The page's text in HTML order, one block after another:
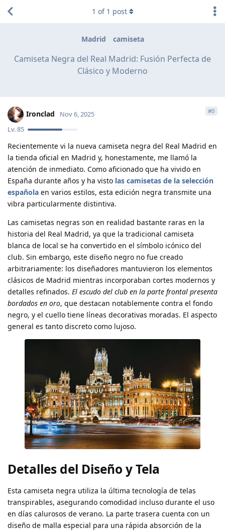
Madrid camiseta
Camiseta Negra del Real Madrid: Fusión Perfecta de
Clásico y Moderno
1 of 1 post
Ironclad
Lv.85
Nov 6, 2025 #0
Recientemente vi la nueva camiseta negra del Real Madrid en
la tienda oficial en Madrid y, honestamente, me llamó la
atención de inmediato. Como aficionado que ha vivido en
España durante años y ha visto las camisetas de la selección
española en varios estilos, esta edición negra transmite una
vibra particularmente distintiva.
Las camisetas negras son en realidad bastante raras en la
historia del Real Madrid, ya que la tradicional camiseta
blanca de local se ha convertido en el símbolo icónico del
club. Sin embargo, este diseño negro no fue creado
arbitrariamente: los diseñadores mantuvieron los elementos
clásicos de Madrid mientras incorporaban cortes modernos y
detalles refinados. El escudo del club en la parte frontal presenta
bordados en oro, que destacan notablemente contra el fondo
negro, y el cuello tiene líneas decorativas moradas. El aspecto
general es tanto discreto como lujoso.
Detalles del Diseño y Tela
Esta camiseta negra utiliza la última tecnología de telas
transpirables, asegurando comodidad incluso durante el uso
en días calurosos de verano. La parte trasera cuenta con un
diseño de malla especial para una rápida absorción de la